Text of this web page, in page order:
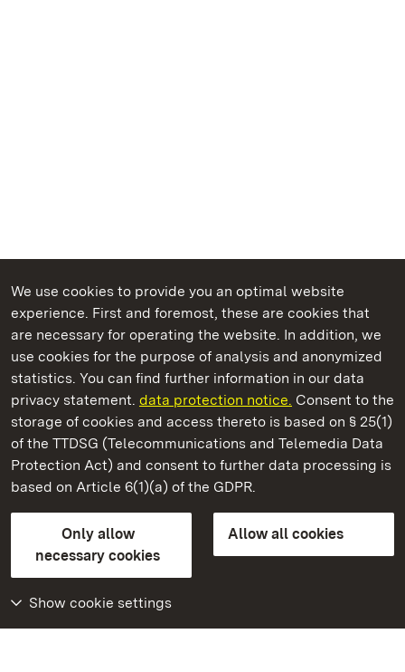
We use cookies to provide you an optimal website
experience. First and foremost, these are cookies that
are necessary for operating the website. In addition, we
use cookies for the purpose of analysis and anonymized
statistics. You can find further information in our data
privacy statement. data protection notice. Consent to the
storage of cookies and access thereto is based on § 25(1)
of the TTDSG (Telecommunications and Telemedia Data
Protection Act) and consent to further data processing is
based on Article 6(1)(a) of the GDPR.
Only allow
necessary cookies
Allow all cookies
Show cookie settings
State Palaces and Gardens of Baden-Wuerttemberg
Staatliche Schlösser und Gärten Baden‑Württemberg
State Palaces and Gardens of Baden-Wuerttemberg
Contact usFAQMasthead
Declaration on barrier-free access
BITV-konform (geprüfte Seiten)